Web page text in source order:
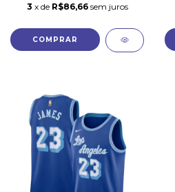
3 x de R$86,66 sem juros
COMPRAR